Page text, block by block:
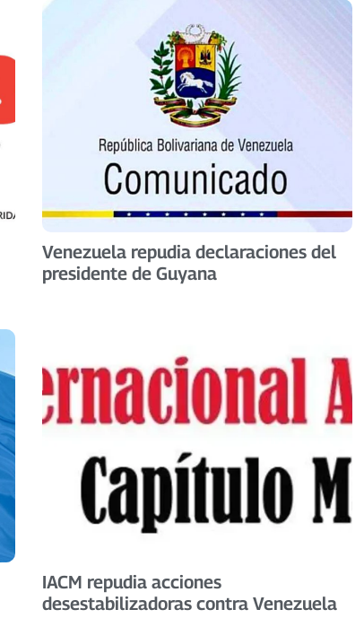
Venezuela repudia declaraciones del
presidente de Guyana
IACM repudia acciones
desestabilizadoras contra Venezuela